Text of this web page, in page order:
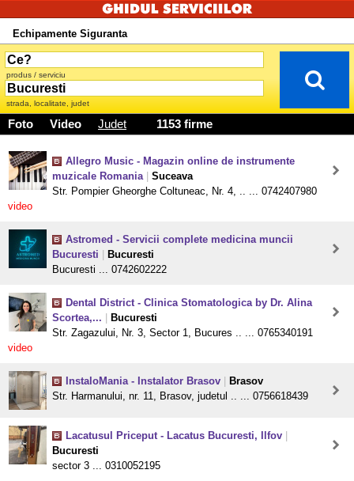
Echipamente Siguranta
produs / serviciu
strada, localitate, judet
Foto Video Judet 1153 firme
Allegro Music - Magazin online de instrumente
muzicale Romania
Suceava
Str. Pompier Gheorghe Coltuneac, Nr. 4, .. ... 0742407980
video
Astromed - Servicii complete medicina muncii
Bucuresti
Bucuresti
Bucuresti ... 0742602222
Dental District - Clinica Stomatologica by Dr. Alina
Scortea,...
Bucuresti
Str. Zagazului, Nr. 3, Sector 1, Bucures .. ... 0765340191
video
InstaloMania - Instalator Brasov
Brasov
Str. Harmanului, nr. 11, Brasov, judetul .. ... 0756618439
Lacatusul Priceput - Lacatus Bucuresti, Ilfov
Bucuresti
sector 3 ... 0310052195